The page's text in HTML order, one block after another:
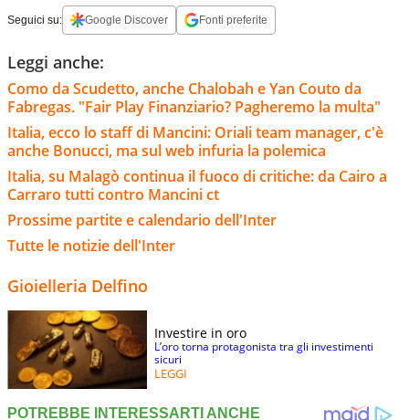
Seguici su: Google Discover Fonti preferite
Leggi anche:
Como da Scudetto, anche Chalobah e Yan Couto da
Fabregas. "Fair Play Finanziario? Pagheremo la multa"
Italia, ecco lo staff di Mancini: Oriali team manager, c'è
anche Bonucci, ma sul web infuria la polemica
Italia, su Malagò continua il fuoco di critiche: da Cairo a
Carraro tutti contro Mancini ct
Prossime partite e calendario dell'Inter
Tutte le notizie dell'Inter
Gioielleria Delfino
Investire in oro
L’oro torna protagonista tra gli investimenti
sicuri
LEGGI